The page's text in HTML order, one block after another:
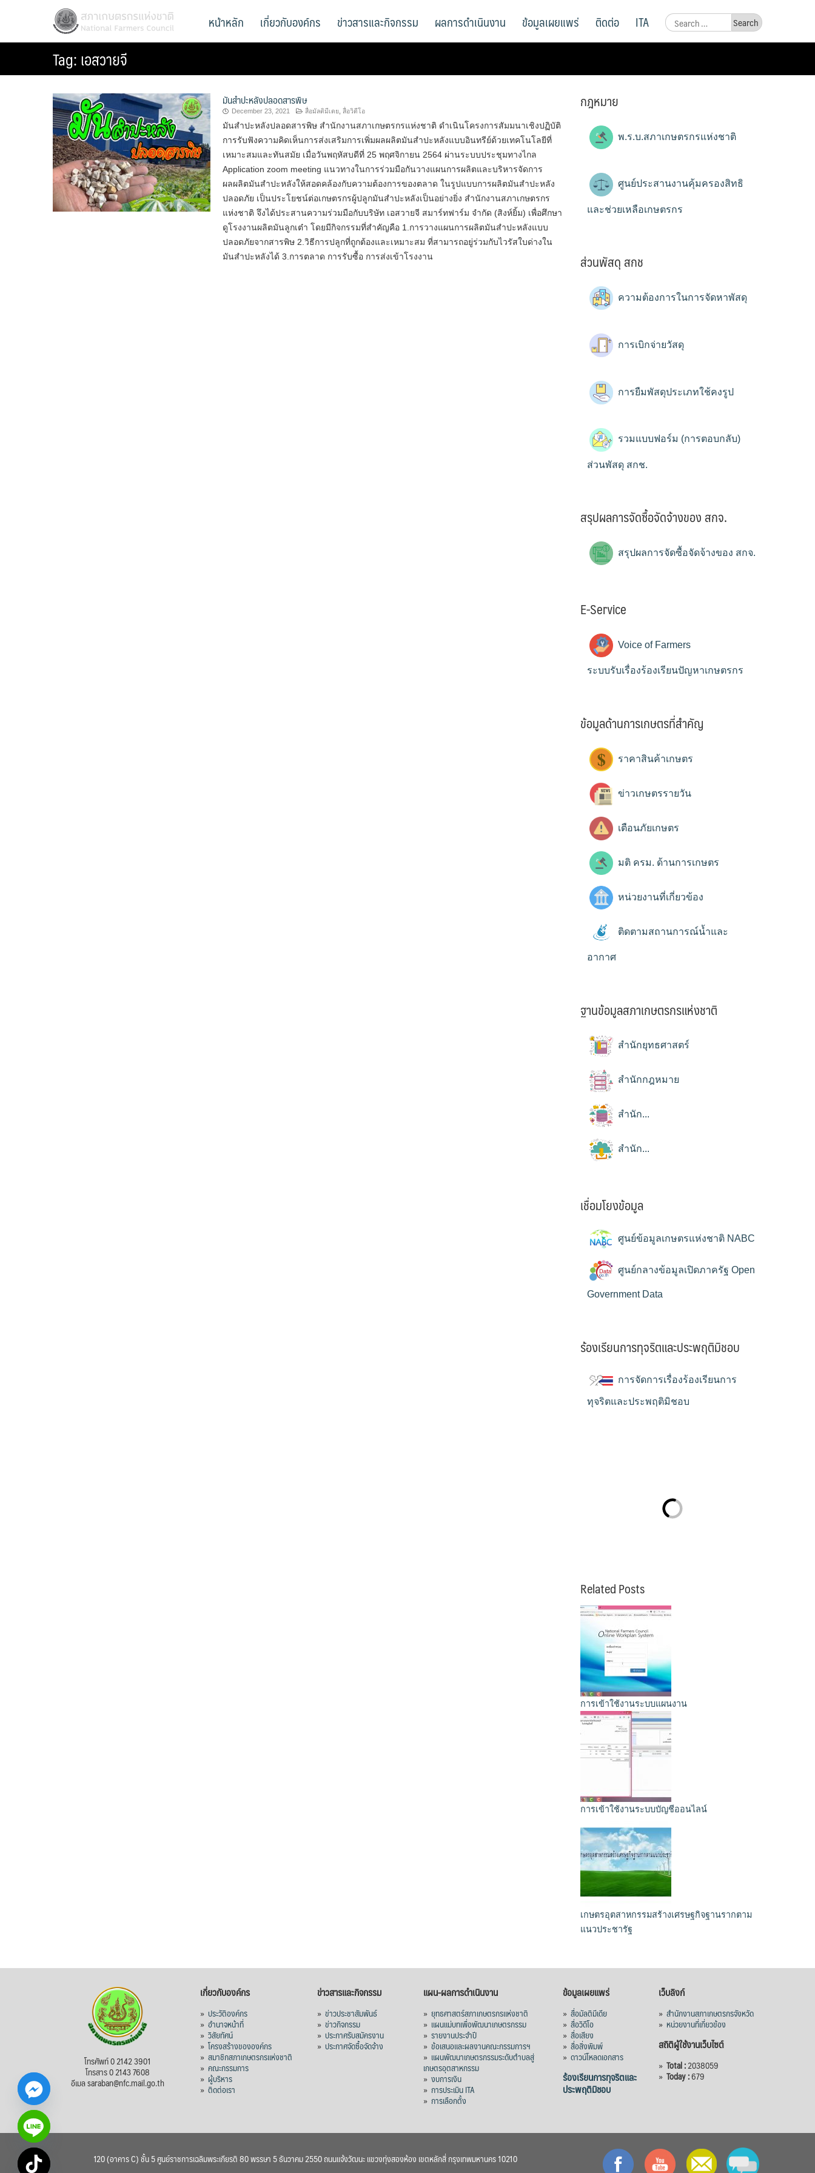
สภาเกษตรกรแห่งชาติ
National Farmers Council
Search
for:
หน้าหลัก เกี่ยวกับองค์กร ข่าวสารและกิจกรรม ผลการดำเนินงาน ข้อมูลเผยแพร่ ติดต่อ ITA
Tag:เอสวายจี
มันสำปะหลังปลอดสารพิษ
December 23, 2021 สื่อมัลติมีเดย, สื่อวิดีโอ
มันสำปะหลังปลอดสารพิษ สำนักงานสภาเกษตรกรแห่งชาติ ดำเนินโครงการสัมมนาเชิงปฏิบัติ
การรับฟังความคิดเห็นการส่งเสริมการเพิ่มผลผลิตมันสำปะหลังแบบอินทรีย์ด้วยเทคโนโลยีที่
เหมาะสมและทันสมัย เมื่อวันพฤหัสบดีที่ 25 พฤศจิกายน 2564 ผ่านระบบประชุมทางไกล
Application zoom meeting แนวทางในการร่วมมือกันวางแผนการผลิตและบริหารจัดการ
ผลผลิตมันสำปะหลังให้สอดคล้องกับความต้องการของตลาด ในรูปแบบการผลิตมันสำปะหลัง
ปลอดภัย เป็นประโยชน์ต่อเกษตรกรผู้ปลูกมันสำปะหลังเป็นอย่างยิ่ง สำนักงานสภาเกษตรกร
แห่งชาติ จึงได้ประสานความร่วมมือกับบริษัท เอสวายจี สมาร์ทฟาร์ม จำกัด (สิงห์ยิ้ม) เพื่อศึกษา
ดูโรงงานผลิตมันลูกเต๋า โดยมีกิจกรรมที่สำคัญคือ 1.การวางแผนการผลิตมันสำปะหลังแบบ
ปลอดภัยจากสารพิษ 2.วิธีการปลูกที่ถูกต้องและเหมาะสม ที่สามารถอยู่ร่วมกับไวรัสใบด่างใน
มันสำปะหลังได้ 3.การตลาด การรับซื้อ การส่งเข้าโรงงาน
กฎหมาย
พ.ร.บ.สภาเกษตรกรแห่งชาติ
ศูนย์ประสานงานคุ้มครองสิทธิ
และช่วยเหลือเกษตรกร
ส่วนพัสดุ สกช
ความต้องการในการจัดหาพัสดุ
การเบิกจ่ายวัสดุ
การยืมพัสดุประเภทใช้คงรูป
รวมแบบฟอร์ม (การตอบกลับ)
ส่วนพัสดุ สกช.
สรุปผลการจัดซื้อจัดจ้างของ สกจ.
สรุปผลการจัดซื้อจัดจ้างของ สกจ.
E-Service
Voice of Farmers
ระบบรับเรื่องร้องเรียนปัญหาเกษตรกร
ข้อมูลด้านการเกษตรที่สำคัญ
ราคาสินค้าเกษตร
ข่าวเกษตรรายวัน
เตือนภัยเกษตร
มติ ครม. ด้านการเกษตร
หน่วยงานที่เกี่ยวข้อง
ติดตามสถานการณ์น้ำและ
อากาศ
ฐานข้อมูลสภาเกษตรกรแห่งชาติ
สำนักยุทธศาสตร์
สำนักกฎหมาย
สำนัก...
สำนัก...
เชื่อมโยงข้อมูล
ศูนย์ข้อมูลเกษตรแห่งชาติ NABC
ศูนย์กลางข้อมูลเปิดภาครัฐ Open
Government Data
ร้องเรียนการทุจริตและประพฤติมิชอบ
การจัดการเรื่องร้องเรียนการ
ทุจริตและประพฤติมิชอบ
Related Posts
การเข้าใช้งานระบบแผนงาน
การเข้าใช้งานระบบบัญชีออนไลน์
เกษตรอุตสาหกรรมสร้างเศรษฐกิจฐานรากตาม
แนวประชารัฐ
โทรศัพท์ 0 2142 3901
โทรสาร 0 2143 7608
อีเมล saraban@nfc.mail.go.th
เกี่ยวกับองค์กร
»ประวัติองค์กร
»อำนาจหน้าที่
»วิสัยทัศน์
»โครงสร้างขององค์กร
»สมาชิกสภาเกษตรกรแห่งชาติ
»คณะกรรมการ
» ผู้บริหาร
»ติดต่อเรา
ข่าวสารและกิจกรรม
»ข่าวประชาสัมพันธ์
»ข่าวกิจกรรม
»ประกาศรับสมัครงาน
»ประกาศจัดซื้อจัดจ้าง
แผน-ผลการดำเนินงาน
» ยุทธศาสตร์สภาเกษตรกรแห่งชาติ
» แผนแม่บทเพื่อพัฒนาเกษตรกรรม
» รายงานประจำปี
» ข้อเสนอและผลงานคณะกรรมการฯ
» แผนพัฒนาเกษตรกรรมระดับตำบลสู่
เกษตรอุตสาหกรรม
» งบการเงิน
» การประเมิน ITA
» การเลือกตั้ง
ข้อมูลเผยแพร่
» สื่อมัลติมีเดีย
» สื่อวิดีโอ
» สื่อเสียง
» สื่อสิ่งพิมพ์
» ดาวน์โหลดเอกสาร
ร้องเรียนการทุจริตและ
ประพฤติมิชอบ
เว็บลิงก์
» สำนักงานสภาเกษตรกรจังหวัด
» หน่วยงานที่เกี่ยวข้อง
สถิติผู้ใช้งานเว็บไซต์
» Total :2038059
» Today :679
120 (อาคาร C) ชั้น 5 ศูนย์ราชการเฉลิมพระเกียรติ 80 พรรษา 5 ธันวาคม 2550 ถนนแจ้งวัฒนะ แขวงทุ่งสองห้อง เขตหลักสี่ กรุงเทพมหานคร 10210
chaty